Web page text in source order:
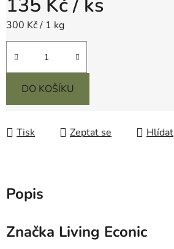
135 Kč/ ks
Měrná cena:
300 Kč / 1 kg
DO KOŠÍKU
Tisk Zeptat se Hlídat
Popis
Značka Living Econic